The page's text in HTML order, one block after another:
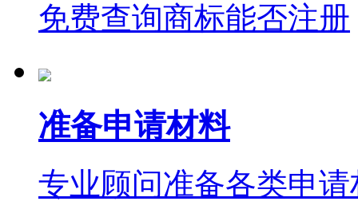
免费查询商标能否注册
准备申请材料
专业顾问准备各类申请